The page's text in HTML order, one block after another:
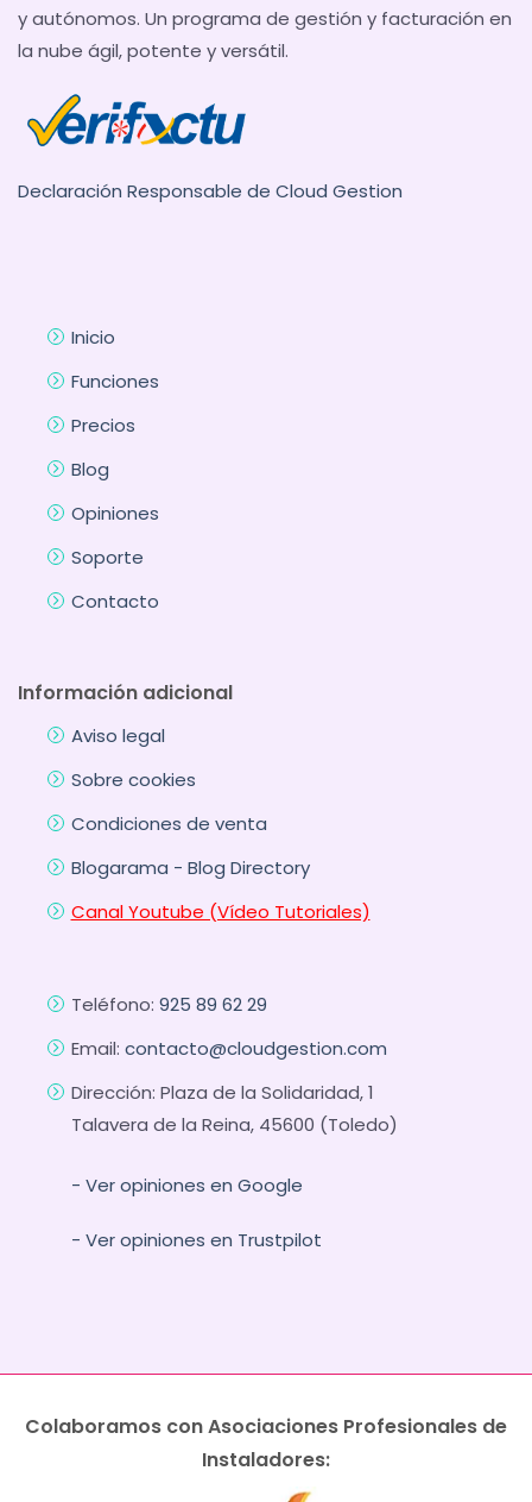
y autónomos. Un programa de gestión y facturación en
la nube ágil, potente y versátil.
Declaración Responsable de Cloud Gestion
Inicio
Funciones
Precios
Blog
Opiniones
Soporte
Contacto
Información adicional
Aviso legal
Sobre cookies
Condiciones de venta
Blogarama - Blog Directory
Canal Youtube (Vídeo Tutoriales)
Teléfono: 925 89 62 29
Email: contacto@cloudgestion.com
Dirección: Plaza de la Solidaridad, 1
Talavera de la Reina, 45600 (Toledo)
- Ver opiniones en Google
- Ver opiniones en Trustpilot
Colaboramos con Asociaciones Profesionales de
Instaladores: